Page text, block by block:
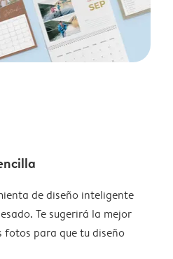
de diseño inteligente
Te sugerirá la mejor
fotos para que tu diseño